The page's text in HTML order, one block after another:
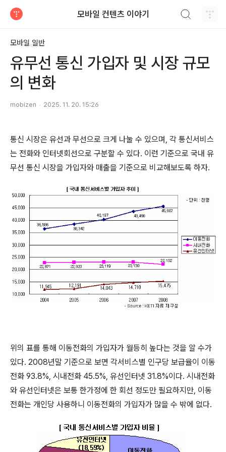
모바일 컨텐츠 이야기
모바일 일반
유무선 통신 가입자 및 시장 규모
의 변화
mobizen 2025. 11. 20. 15:26
통신 시장은 유선과 무선으로 크게 나눌 수 있으며, 각 통신서비스
는 전화와 인터넷회선으로 구분할 수 있다. 이런 기준으로 국내 유
무선 통신 시장을 가입자와 매출을 기준으로 비교해보도록 하자.
위의 표를 통해 이동전화의 가입자가 월등히 높다는 것을 알 수가
있다. 2008년말 기준으로 보면 각서비스별 인구당 보급율이 이동
전화 93.8%, 시내전화 45.5%, 유선인터넷 31.8%이다. 시내전화
와 유선인터넷은 보통 한가정에 한 회선 정도만 필요하지만, 이동
전화는 개인당 사용하니 이동전화의 가입자가 많을 수 밖에 없다.